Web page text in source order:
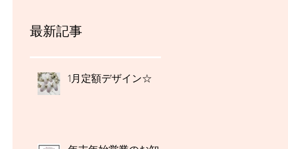
最新記事
1月定額デザイン☆